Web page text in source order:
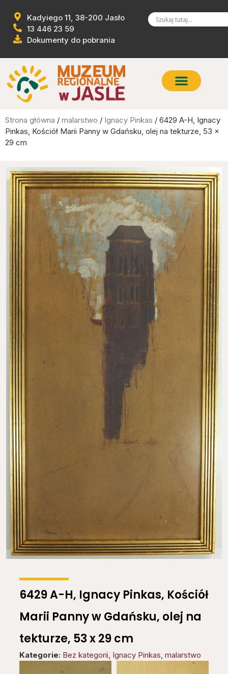
Kadyiego 11, 38-200 Jasło
13 446 23 59
Dokumenty do pobrania
Strona główna / malarstwo / Ignacy Pinkas / 6429 A-H, Ignacy
Pinkas, Kościół Marii Panny w Gdańsku, olej na tekturze, 53 x
29 cm
6429 A-H, Ignacy Pinkas, Kościół
Marii Panny w Gdańsku, olej na
tekturze, 53 x 29 cm
Kategorie: Bez kategorii, Ignacy Pinkas, malarstwo